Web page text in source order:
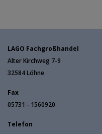
LAGO Fachgroßhandel
Alter Kirchweg 7-9
32584Löhne
Fax
05731 - 1560920
Telefon